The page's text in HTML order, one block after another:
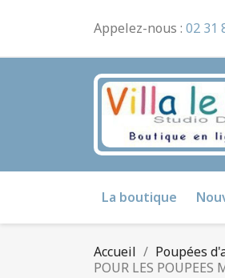
Appelez-nous : 02 31
La boutique
Accueil Poupées
POUR LES POUPEES